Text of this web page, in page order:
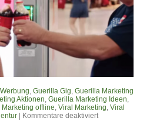
Guerilla Gig Guerilla Marketing
Aktionen Guerilla Marketing Ideen
offline Viral Marketing Viral
| Kommentare deaktiviert